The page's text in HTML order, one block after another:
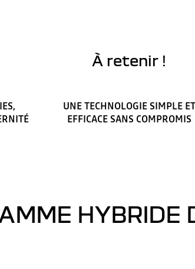
À retenir !
UNE TECHNOLOGIE SIMPLE ET
EFFICACE SANS COMPROMIS
HYBRIDE